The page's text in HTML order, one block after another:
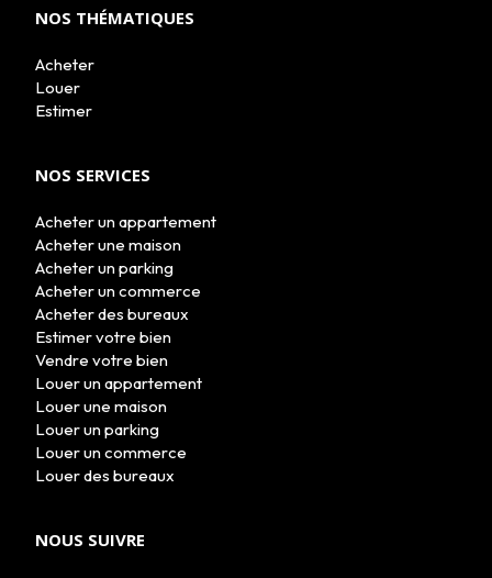
NOS THÉMATIQUES
Acheter
Louer
Estimer
NOS SERVICES
Acheter un appartement
Acheter une maison
Acheter un parking
Acheter un commerce
Acheter des bureaux
Estimer votre bien
Vendre votre bien
Louer un appartement
Louer une maison
Louer un parking
Louer un commerce
Louer des bureaux
NOUS SUIVRE